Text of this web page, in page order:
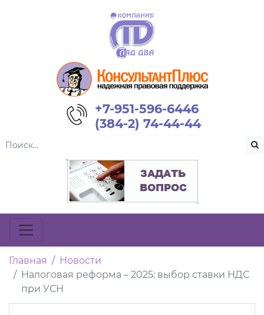
+7-951-596-6446
(384-2) 74-44-44
Главная
Новости
Налоговая реформа – 2025: выбор ставки НДС
при УСН